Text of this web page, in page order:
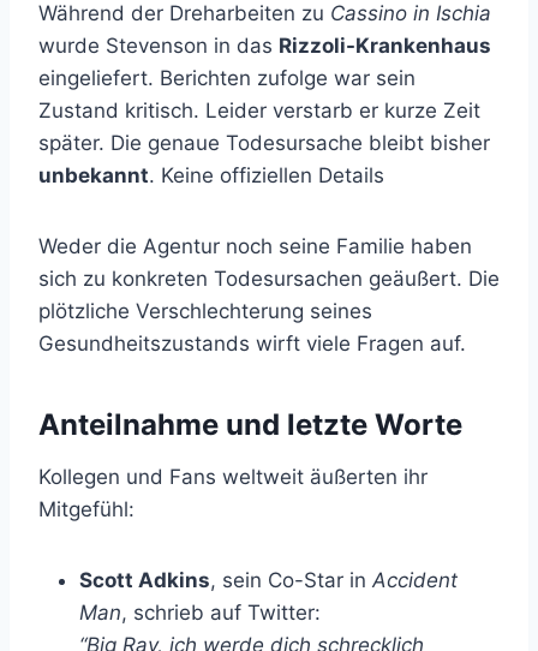
Während der Dreharbeiten zu Cassino in Ischia
wurde Stevenson in das Rizzoli-Krankenhaus
eingeliefert. Berichten zufolge war sein
Zustand kritisch. Leider verstarb er kurze Zeit
später. Die genaue Todesursache bleibt bisher
unbekannt. Keine offiziellen Details
Weder die Agentur noch seine Familie haben
sich zu konkreten Todesursachen geäußert. Die
plötzliche Verschlechterung seines
Gesundheitszustands wirft viele Fragen auf.
Anteilnahme und letzte Worte
Kollegen und Fans weltweit äußerten ihr
Mitgefühl:
Scott Adkins, sein Co-Star in Accident
Man, schrieb auf Twitter:
“Big Ray, ich werde dich schrecklich